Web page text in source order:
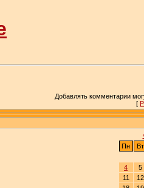
Добавлять комментарии
[
Пн
Вт
4
5
11
12